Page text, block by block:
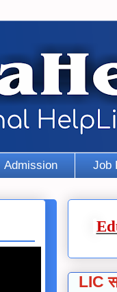
Admission Job
LIC